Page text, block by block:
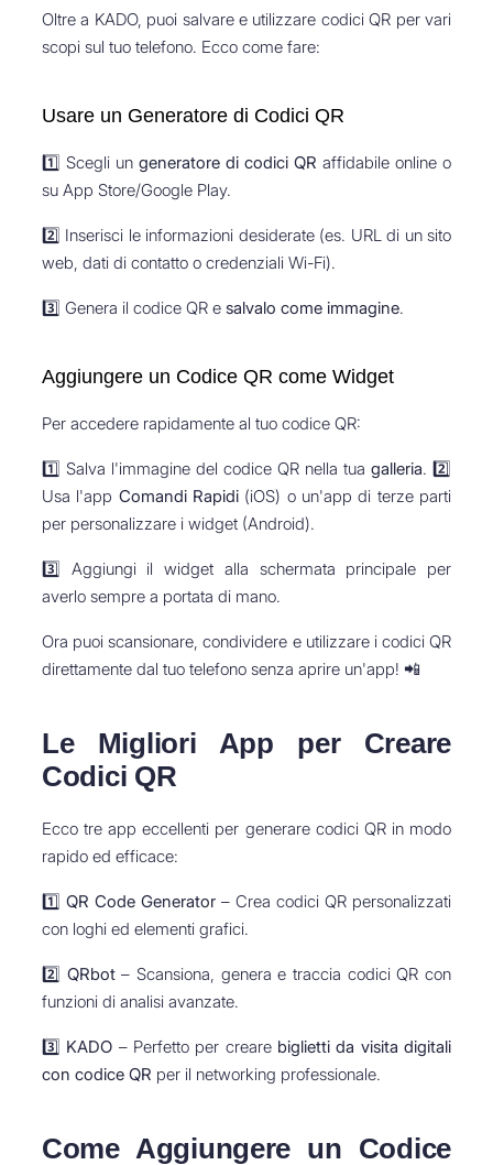
Oltre a KADO, puoi salvare e utilizzare codici QR per vari
scopi sul tuo telefono. Ecco come fare:
Usare un Generatore di Codici QR
1️⃣ Scegli un generatore di codici QR affidabile online o
su App Store/Google Play.
2️⃣ Inserisci le informazioni desiderate (es. URL di un sito
web, dati di contatto o credenziali Wi-Fi).
3️⃣ Genera il codice QR e salvalo come immagine.
Aggiungere un Codice QR come Widget
Per accedere rapidamente al tuo codice QR:
1️⃣ Salva l'immagine del codice QR nella tuagalleria. 2️⃣
Usa l'app Comandi Rapidi(iOS) o un'app di terze parti
per personalizzare i widget (Android).
3️⃣ Aggiungi il widget alla schermata principale per
averlo sempre a portata di mano.
Ora puoi scansionare, condividere e utilizzare i codici QR
direttamente dal tuo telefono senza aprire un'app! 📲
Le Migliori App per Creare
Codici QR
Ecco tre app eccellenti per generare codici QR in modo
rapido ed efficace:
1️⃣ QR Code Generator – Crea codici QR personalizzati
con loghi ed elementi grafici.
2️⃣ QRbot– Scansiona, genera e traccia codici QR con
funzioni di analisi avanzate.
3️⃣ KADO – Perfetto per creare biglietti da visita digitali
con codice QR per il networking professionale.
Come Aggiungere un Codice